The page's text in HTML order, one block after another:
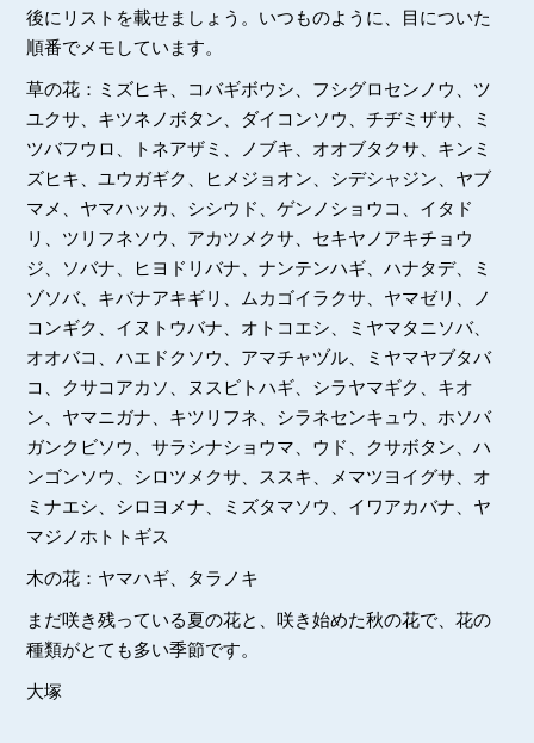
後にリストを載せましょう。いつものように、目についた
順番でメモしています。
草の花：ミズヒキ、コバギボウシ、フシグロセンノウ、ツ
ユクサ、キツネノボタン、ダイコンソウ、チヂミザサ、ミ
ツバフウロ、トネアザミ、ノブキ、オオブタクサ、キンミ
ズヒキ、ユウガギク、ヒメジョオン、シデシャジン、ヤブ
マメ、ヤマハッカ、シシウド、ゲンノショウコ、イタド
リ、ツリフネソウ、アカツメクサ、セキヤノアキチョウ
ジ、ソバナ、ヒヨドリバナ、ナンテンハギ、ハナタデ、ミ
ゾソバ、キバナアキギリ、ムカゴイラクサ、ヤマゼリ、ノ
コンギク、イヌトウバナ、オトコエシ、ミヤマタニソバ、
オオバコ、ハエドクソウ、アマチャヅル、ミヤマヤブタバ
コ、クサコアカソ、ヌスビトハギ、シラヤマギク、キオ
ン、ヤマニガナ、キツリフネ、シラネセンキュウ、ホソバ
ガンクビソウ、サラシナショウマ、ウド、クサボタン、ハ
ンゴンソウ、シロツメクサ、ススキ、メマツヨイグサ、オ
ミナエシ、シロヨメナ、ミズタマソウ、イワアカバナ、ヤ
マジノホトトギス
木の花：ヤマハギ、タラノキ
まだ咲き残っている夏の花と、咲き始めた秋の花で、花の
種類がとても多い季節です。
大塚